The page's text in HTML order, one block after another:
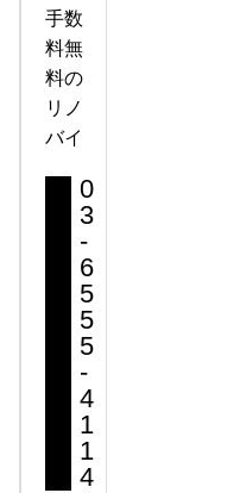
手数
料無
料の
リノ
バイ
0
3
-
6
5
5
5
-
4
1
1
4